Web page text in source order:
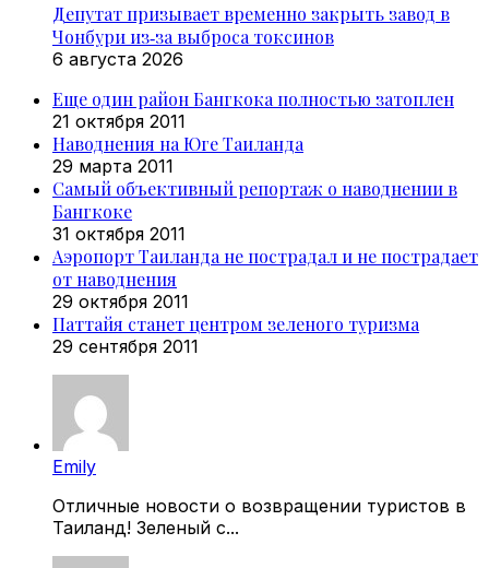
Депутат призывает временно закрыть завод в
Чонбури из‑за выброса токсинов
6 августа 2026
Еще один район Бангкока полностью затоплен
21 октября 2011
Наводнения на Юге Таиланда
29 марта 2011
Самый объективный репортаж о наводнении в
Бангкоке
31 октября 2011
Аэропорт Таиланда не пострадал и не пострадает
от наводнения
29 октября 2011
Паттайя станет центром зеленого туризма
29 сентября 2011
Emily
Отличные новости о возвращении туристов в
Таиланд! Зеленый с...